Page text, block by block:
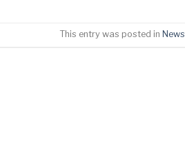
This entry was posted in News